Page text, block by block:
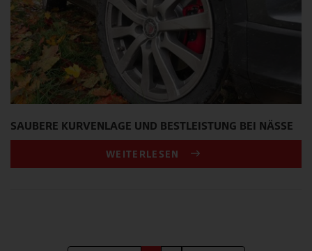
SAUBERE KURVENLAGE UND BESTLEISTUNG BEI NÄSSE
WEITERLESEN